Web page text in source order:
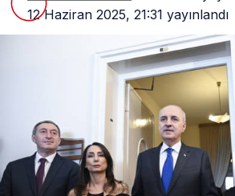
12 Haziran 2025, 21:31 yayınlandı